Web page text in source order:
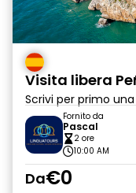
Visita libera
Scrivi per primo
Fornito da
Pascal
2 ore
10:00 AM
Da€0